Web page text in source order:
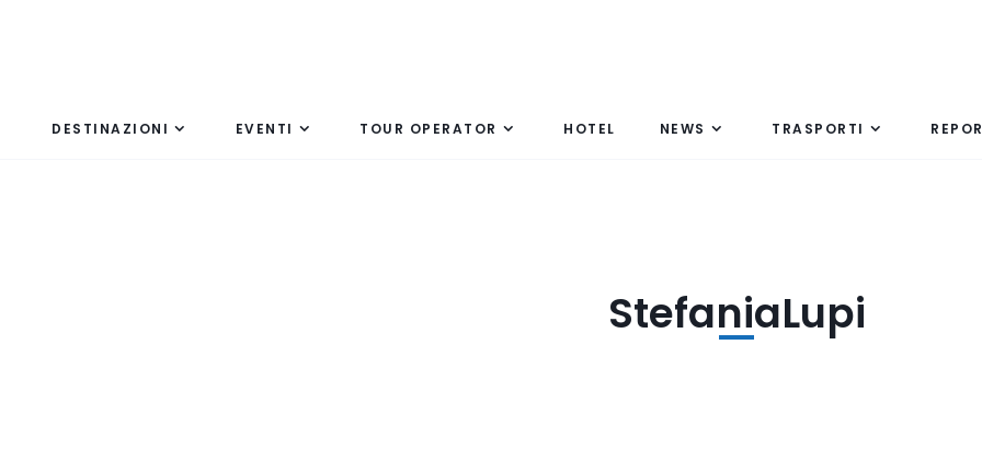
DESTINAZIONI EVENTI TOUR OPERATOR HOTEL NEWS TRASPORTI
StefaniaLupi